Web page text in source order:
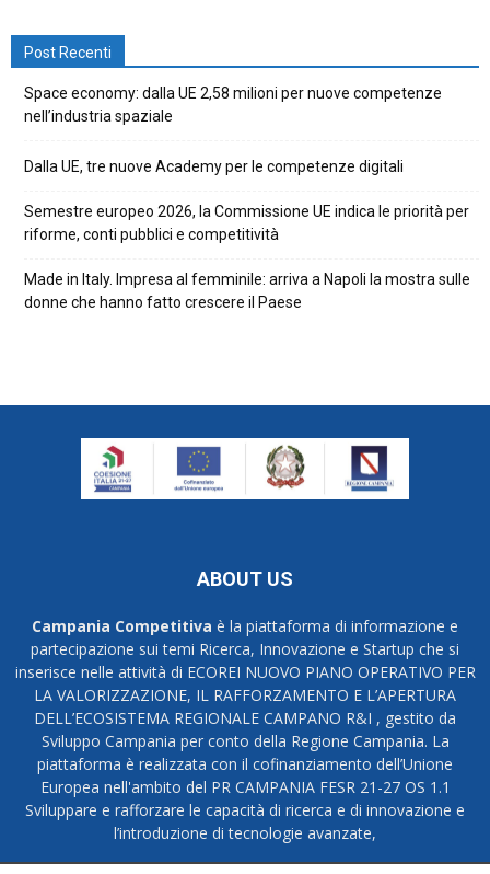
Post Recenti
Space economy: dalla UE 2,58 milioni per nuove competenze
nell’industria spaziale
Dalla UE, tre nuove Academy per le competenze digitali
Semestre europeo 2026, la Commissione UE indica le priorità per
riforme, conti pubblici e competitività
Made in Italy. Impresa al femminile: arriva a Napoli la mostra sulle
donne che hanno fatto crescere il Paese
ABOUT US
Campania Competitiva è la piattaforma di informazione e
partecipazione sui temi Ricerca, Innovazione e Startup che si
inserisce nelle attività di ECOREI NUOVO PIANO OPERATIVO PER
LA VALORIZZAZIONE, IL RAFFORZAMENTO E L’APERTURA
DELL’ECOSISTEMA REGIONALE CAMPANO R&I , gestito da
Sviluppo Campania per conto della Regione Campania. La
piattaforma è realizzata con il cofinanziamento dell’Unione
Europea nell'ambito del PR CAMPANIA FESR 21-27 OS 1.1
Sviluppare e rafforzare le capacità di ricerca e di innovazione e
l’introduzione di tecnologie avanzate,